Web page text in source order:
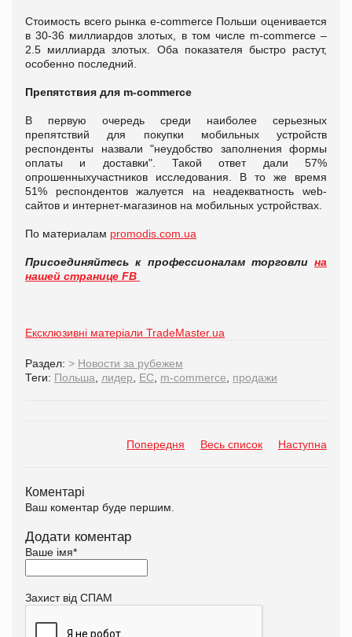
Стоимость всего рынка e-commerce Польши оценивается
в 30-36 миллиардов злотых, в том числе m-commerce –
2.5 миллиарда злотых. Оба показателя быстро растут,
особенно последний.
Препятствия для m-commerce
В первую очередь среди наиболее серьезных
препятствий для покупки мобильных устройств
респонденты назвали "неудобство заполнения формы
оплаты и доставки". Такой ответ дали 57%
опрошенныхучастников исследования. В то же время
51% респондентов жалуется на неадекватность web-
сайтов и интернет-магазинов на мобильных устройствах.
По материалам promodis.com.ua
Присоединяйтесь к профессионалам торговли на
нашей странице FB
Ексклюзивні матеріали TradeMaster.ua
Раздел: > Новости за рубежем
Теги: Польша лидер ЕС m-commerce продажи
Попередня Весь список Наступна
Коментарі
Ваш коментар буде першим.
Додати коментар
Ваше імя*
Захист від СПАМ